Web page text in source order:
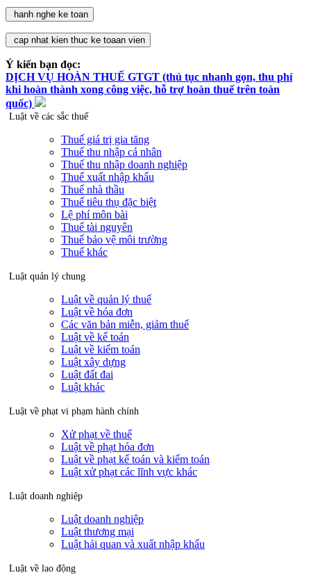
Ý kiến bạn đọc:
DỊCH VỤ HOÀN THUẾ GTGT (thủ tục nhanh gọn, thu phí
khi hoàn thành xong công việc, hỗ trợ hoàn thuế trên toàn
quốc)
Luật về các sắc thuế
Thuế giá trị gia tăng
Thuế thu nhập cá nhân
Thuế thu nhập doanh nghiệp
Thuế xuất nhập khẩu
Thuế nhà thầu
Thuế tiêu thụ đặc biệt
Lệ phí môn bài
Thuế tài nguyên
Thuế bảo vệ môi trường
Thuế khác
Luật quản lý chung
Luật về quản lý thuế
Luật về hóa đơn
Các văn bản miễn, giảm thuế
Luật về kế toán
Luật về kiểm toán
Luật xây dựng
Luật đất đai
Luật khác
Luật về phạt vi phạm hành chính
Xử phạt về thuế
Luật về phạt hóa đơn
Luật về phạt kế toán và kiểm toán
Luật xử phạt các lĩnh vực khác
Luật doanh nghiệp
Luật doanh nghiệp
Luật thương mại
Luật hải quan và xuất nhập khẩu
Luật về lao động